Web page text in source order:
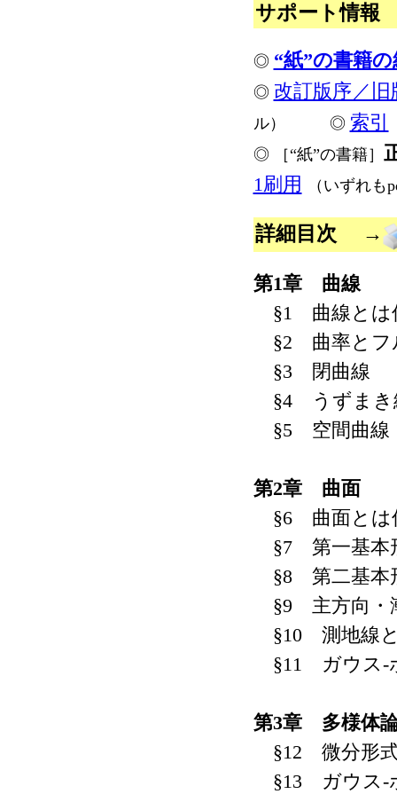
サポート情報
◎ “紙”の書籍
◎ 改訂版序／
ル） ◎ 索引
◎
［“紙”の書籍］
1刷用
（いずれも
詳細目次 →
第1章 曲線
§1 曲線とは
§2 曲率とフ
§3 閉曲線
§4 うずまき
§5 空間曲線
第2章 曲面
§6 曲面とは
§7 第一基本
§8 第二基本
§9 主方向・
§10 測地線と
§11 ガウス-
第3章 多様体
§12 微分形
§13 ガウス-